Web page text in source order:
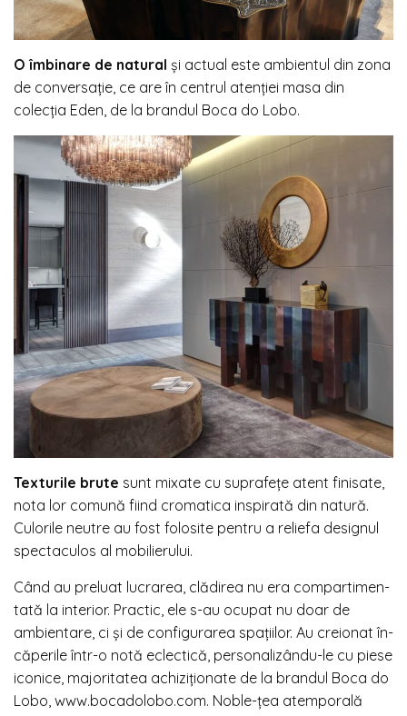
O îmbinare de natural și actual este ambientul din zona
de conversație, ce are în centrul atenției masa din
colecția Eden, de la brandul Boca do Lobo.
Texturile brute sunt mixate cu suprafețe atent finisate,
nota lor comună fiind cromatica inspirată din natură.
Culorile neutre au fost folosite pentru a reliefa designul
spectaculos al mobilierului.
Când au preluat lucrarea, clădirea nu era compartimen-
tată la interior. Practic, ele s-au ocupat nu doar de
ambientare, ci și de configurarea spațiilor. Au creionat în-
căperile într-o notă eclectică, personalizându-le cu piese
iconice, majoritatea achiziționate de la brandul Boca do
Lobo, www.bocadolobo.com. Noble-țea atemporală